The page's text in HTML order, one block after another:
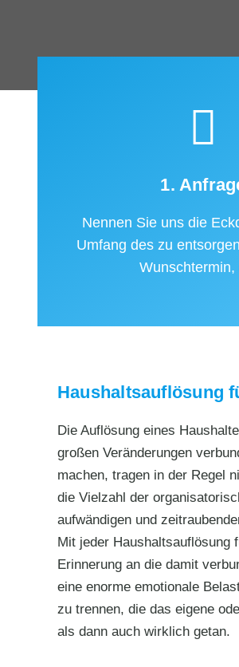
1.
Nennen Sie uns die
Umfang des zu
Wunschtermin,
Haushaltsauflösung
Die Auflösung eines
großen Veränderungen
machen, tragen in der Regel
die Vielzahl der
aufwändigen und
Mit jeder Haushaltsauflösung
Erinnerung an die damit
eine enorme emotionale
zu trennen, die das eigene
als dann auch wirklich getan.